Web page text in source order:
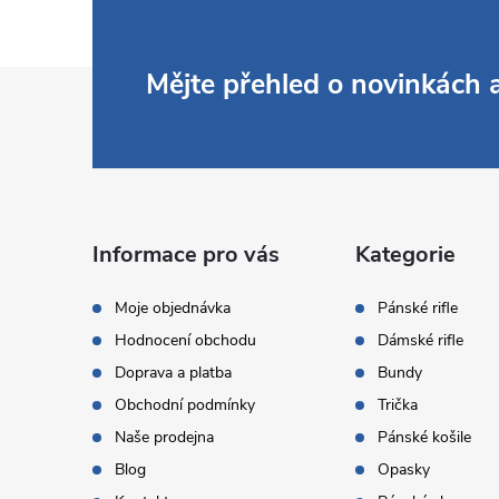
Mějte přehled o novinkách
Informace pro vás
Moje objednávka
Hodnocení obchodu
Doprava a platba
Obchodní podmínky
Naše prodejna
Blog
Kategorie
Pánské rifle
Dámské rifle
Bundy
Trička
Pánské košile
Opasky